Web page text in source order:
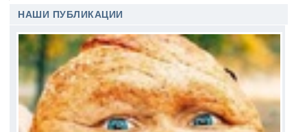
НАШИ ПУБЛИКАЦИИ